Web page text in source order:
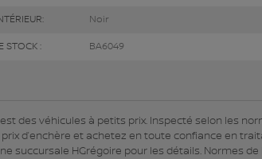
Noir
STOCK : BA6049
des véhicules à petits prix. Inspecté selon les
d’enchère et achetez en toute confiance en
succursale HGrégoire pour les détails. Normes de